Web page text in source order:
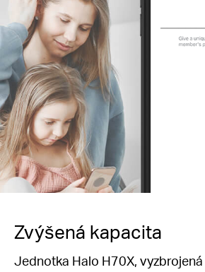
Zvýšená kapacita
Jednotka Halo H70X,